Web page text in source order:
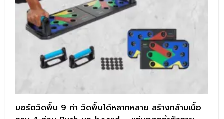
บอร์ดวิดพื้น 9 ท่า วิดพื้นได้หลากหลาย สร้างกล้ามเนื้อ